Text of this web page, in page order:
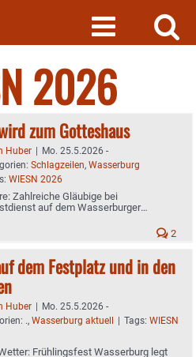
2026
zum Gotteshaus
Huber | Mo. 25.5.2026 -
Schlagzeilen, Wasserburg
WIESN 2026
Zahlreiche Gläubige bei
auf dem Wasserburger
2
dem Festplatz und in den
Huber | Mo. 25.5.2026 -
., Wasserburg aktuell | Tags: WIESN
Frühlingsfest Wasserburg legt